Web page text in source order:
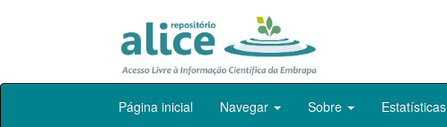
Skip
Página inicial Navegar Sobre Estatísticas